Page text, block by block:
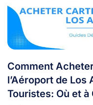
Comment
l’Aéroport de Los
Touristes: Où et à